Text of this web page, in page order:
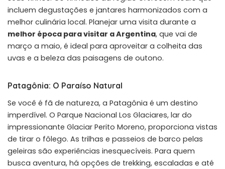
incluem degustações e jantares harmonizados com a
melhor culinária local. Planejar uma visita durante a
melhor época para visitar a Argentina, que vai de
março a maio, é ideal para aproveitar a colheita das
uvas e a beleza das paisagens de outono.
Patagônia: O Paraíso Natural
Se você é fã de natureza, a Patagônia é um destino
imperdível. O Parque Nacional Los Glaciares, lar do
impressionante Glaciar Perito Moreno, proporciona vistas
de tirar o fôlego. As trilhas e passeios de barco pelas
geleiras são experiências inesquecíveis. Para quem
busca aventura, há opções de trekking, escaladas e até